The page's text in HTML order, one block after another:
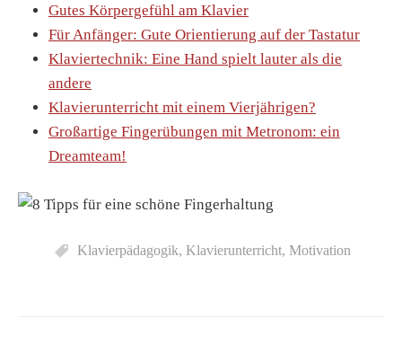
Gutes Körpergefühl am Klavier
Für Anfänger: Gute Orientierung auf der Tastatur
Klaviertechnik: Eine Hand spielt lauter als die
andere
Klavierunterricht mit einem Vierjährigen?
Großartige Fingerübungen mit Metronom: ein
Dreamteam!
Klavierpädagogik, Klavierunterricht, Motivation